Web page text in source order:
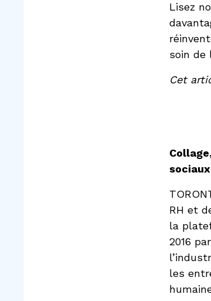
Lisez
soin de
Cet
RH et
la
2016
les